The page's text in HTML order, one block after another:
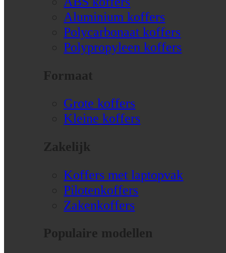
Aluminium koffers
Polycarbonaat koffers
Polypropyleen koffers
Formaat
Grote koffers
Kleine koffers
Zakelijk
Koffers met laptopvak
Pilotenkoffers
Zakenkoffers
Populaire modellen